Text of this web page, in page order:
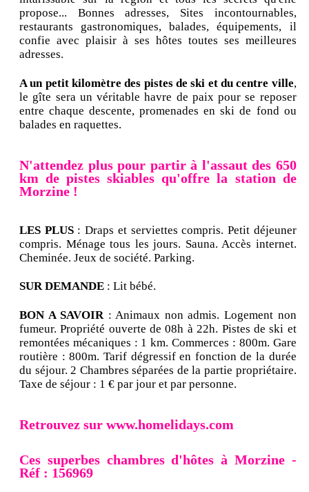
propose... Bonnes adresses, Sites incontournables,
restaurants gastronomiques, balades, équipements, il
confie avec plaisir à ses hôtes toutes ses meilleures
adresses.
A un petit kilomètre des pistes de ski et du centre ville,
le gîte sera un véritable havre de paix pour se reposer
entre chaque descente, promenades en ski de fond ou
balades en raquettes.
N'attendez plus pour partir à l'assaut des 650
km de pistes skiables qu'offre la station de
Morzine !
LES PLUS: Draps et serviettes compris. Petit déjeuner
compris. Ménage tous les jours. Sauna. Accès internet.
Cheminée. Jeux de société. Parking.
SUR DEMANDE : Lit bébé.
BON A SAVOIR: Animaux non admis. Logement non
fumeur. Propriété ouverte de 08h à 22h. Pistes de ski et
remontées mécaniques : 1 km. Commerces : 800m. Gare
routière : 800m. Tarif dégressif en fonction de la durée
du séjour. 2 Chambres séparées de la partie propriétaire.
Taxe de séjour : 1 € par jour et par personne.
Retrouvez sur www.homelidays.com
Ces superbes chambres d'hôtes à Morzine -
Réf : 156969